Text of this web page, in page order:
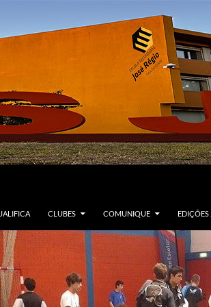
CLUBES COMUNIQUE EDIÇÕES